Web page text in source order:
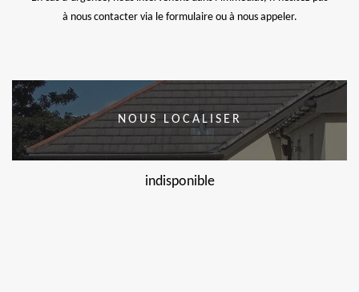
à nous contacter via le formulaire ou à nous appeler.
NOUS LOCALISER
indisponible